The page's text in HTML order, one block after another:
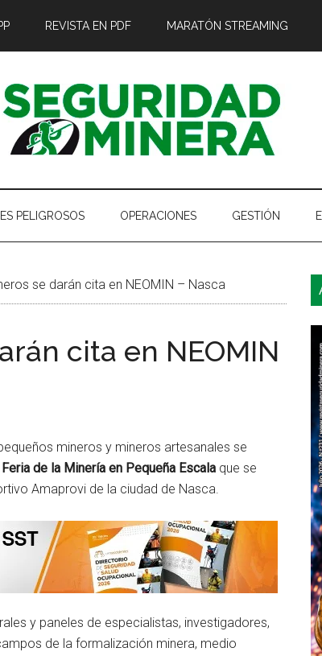
REVISTA EN PDF MARATÓN STREAMING
PELIGROSOS OPERACIONES GESTIÓN
se darán cita en NEOMIN – Nasca
cita en NEOMIN
mineros y mineros artesanales se
Feria de la Minería en Pequeña Escala que se
Amaprovi de la ciudad de Nasca.
y paneles de especialistas, investigadores,
de la formalización minera, medio